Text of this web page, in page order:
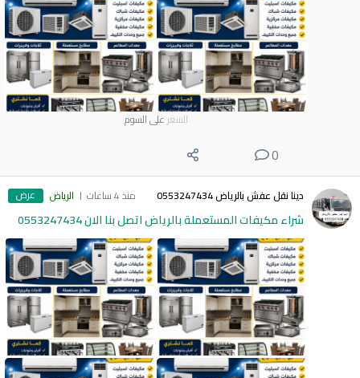
السعر على السوم
0
دينا نقل عفش بالرياض 0553247434 منذ 4 ساعات الرياض عرض
شراء مكيفات المستعملة بالرياض اتصل بنا الان 0553247434